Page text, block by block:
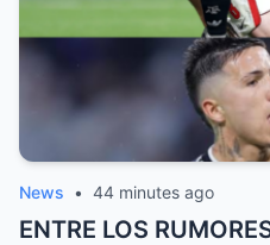
News • 44 minutes ago
ENTRE LOS